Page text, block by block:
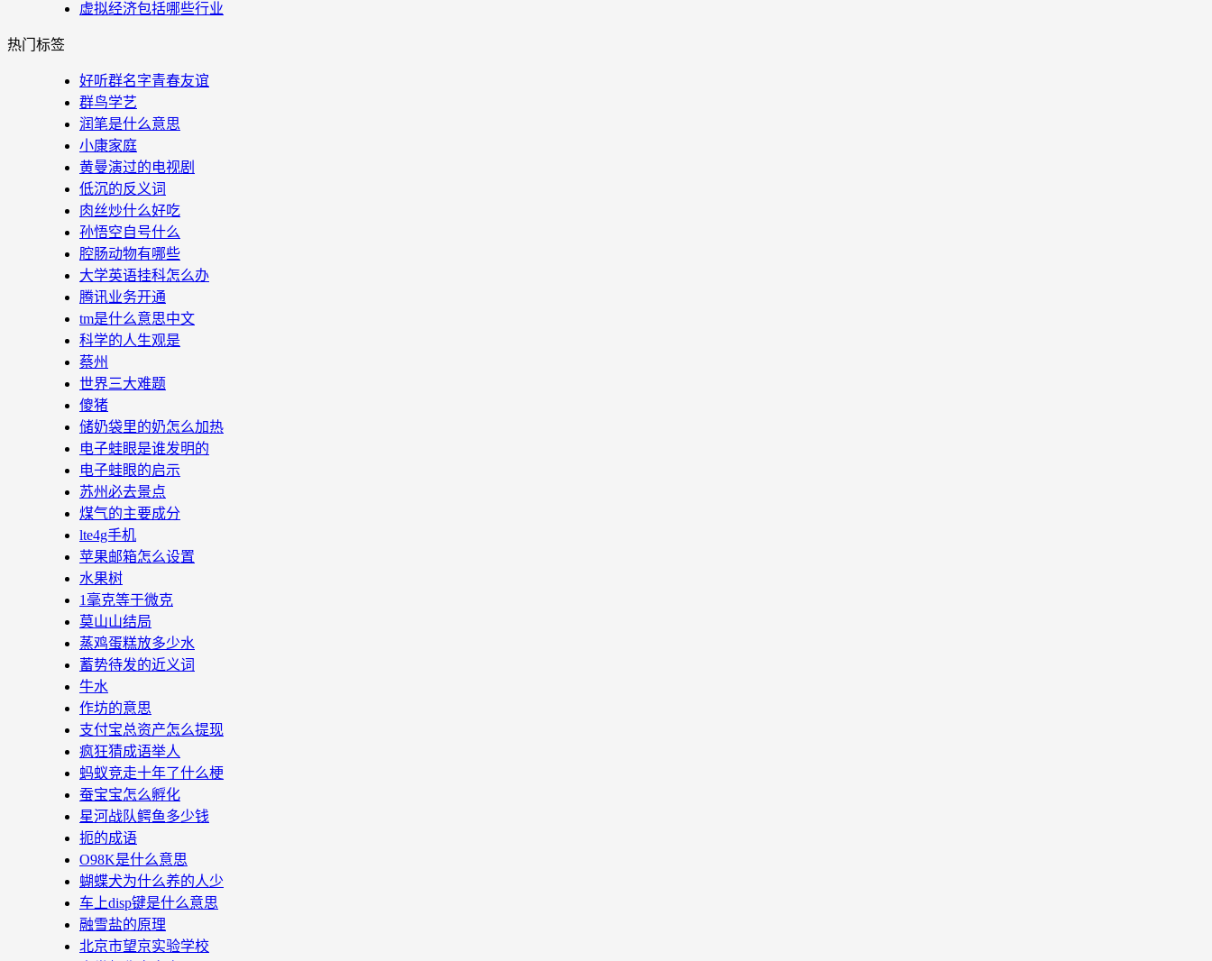
虚拟经济包括哪些行业
热门标签
好听群名字青春友谊
群鸟学艺
润笔是什么意思
小康家庭
黄曼演过的电视剧
低沉的反义词
肉丝炒什么好吃
孙悟空自号什么
腔肠动物有哪些
大学英语挂科怎么办
腾讯业务开通
tm是什么意思中文
科学的人生观是
蔡州
世界三大难题
傻猪
储奶袋里的奶怎么加热
电子蛙眼是谁发明的
电子蛙眼的启示
苏州必去景点
煤气的主要成分
lte4g手机
苹果邮箱怎么设置
水果树
1毫克等于微克
莫山山结局
蒸鸡蛋糕放多少水
蓄势待发的近义词
牛水
作坊的意思
支付宝总资产怎么提现
疯狂猜成语举人
蚂蚁竞走十年了什么梗
蚕宝宝怎么孵化
星河战队鳄鱼多少钱
扼的成语
O98K是什么意思
蝴蝶犬为什么养的人少
车上disp键是什么意思
融雪盐的原理
北京市望京实验学校